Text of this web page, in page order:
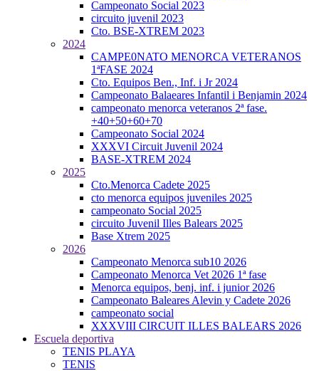
Campeonato Social 2023
circuito juvenil 2023
Cto. BSE-XTREM 2023
2024
CAMPE0NATO MENORCA VETERANOS
1ªFASE 2024
Cto. Equipos Ben., Inf. i Jr 2024
Campeonato Balaeares Infantil i Benjamin 2024
campeonato menorca veteranos 2ª fase.
+40+50+60+70
Campeonato Social 2024
XXXVI Circuit Juvenil 2024
BASE-XTREM 2024
2025
Cto.Menorca Cadete 2025
cto menorca equipos juveniles 2025
campeonato Social 2025
circuito Juvenil Illes Balears 2025
Base Xtrem 2025
2026
Campeonato Menorca sub10 2026
Campeonato Menorca Vet 2026 1ª fase
Menorca equipos, benj. inf. i junior 2026
Campeonato Baleares Alevin y Cadete 2026
campeonato social
XXXVIII CIRCUIT ILLES BALEARS 2026
Escuela deportiva
TENIS PLAYA
TENIS